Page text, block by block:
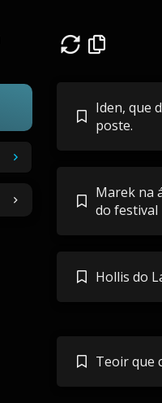
Iden, que
poste.
Marek na
do festival
Hollis do
Teoir que